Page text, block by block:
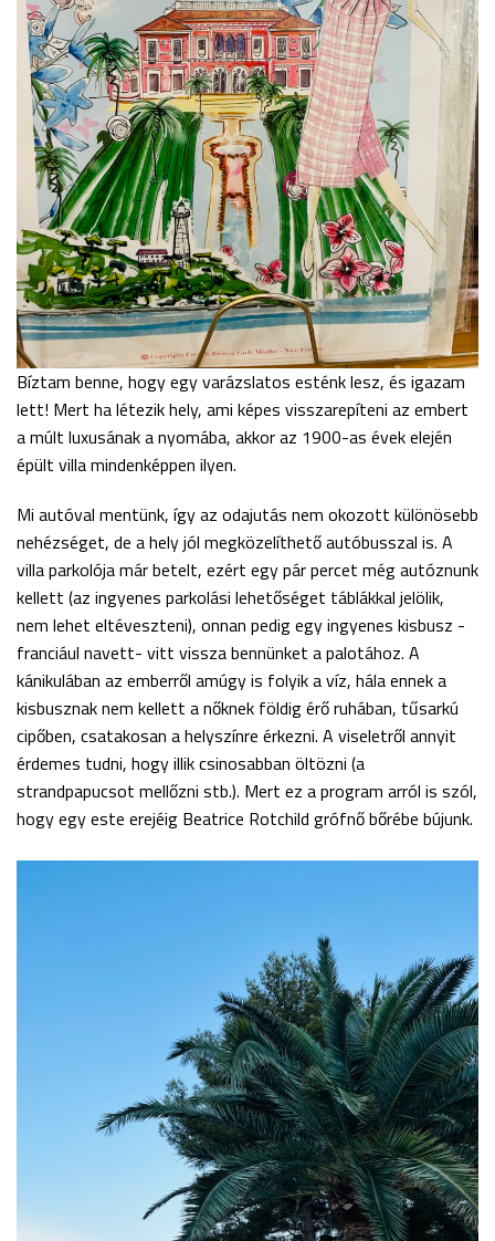
Bíztam benne, hogy egy varázslatos esténk lesz, és igazam
lett! Mert ha létezik hely, ami képes visszarepíteni az embert
a múlt luxusának a nyomába, akkor az 1900-as évek elején
épült villa mindenképpen ilyen.
Mi autóval mentünk, így az odajutás nem okozott különösebb
nehézséget, de a hely jól megközelíthető autóbusszal is. A
villa parkolója már betelt, ezért egy pár percet még autóznunk
kellett (az ingyenes parkolási lehetőséget táblákkal jelölik,
nem lehet eltéveszteni), onnan pedig egy ingyenes kisbusz -
franciául navett- vitt vissza bennünket a palotához. A
kánikulában az emberről amúgy is folyik a víz, hála ennek a
kisbusznak nem kellett a nőknek földig érő ruhában, tűsarkú
cipőben, csatakosan a helyszínre érkezni. A viseletről annyit
érdemes tudni, hogy illik csinosabban öltözni (a
strandpapucsot mellőzni stb.). Mert ez a program arról is szól,
hogy egy este erejéig Beatrice Rotchild grófnő bőrébe bújunk.